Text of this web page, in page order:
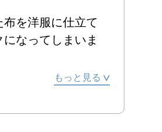
洋服に仕立て
なってしまいま
レーションをす
もっと見る